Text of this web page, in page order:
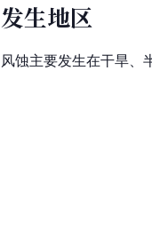
发生地区
风蚀主要发生在干旱、